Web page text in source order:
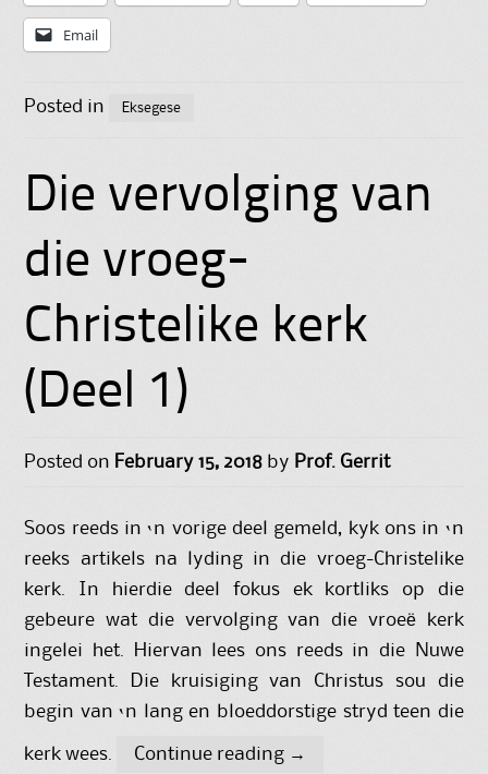
Email
Posted in Eksegese
Die vervolging van
die vroeg-
Christelike kerk
(Deel 1)
Posted on February 15, 2018 by Prof. Gerrit
Soos reeds in ‘n vorige deel gemeld, kyk ons in ‘n
reeks artikels na lyding in die vroeg-Christelike
kerk. In hierdie deel fokus ek kortliks op die
gebeure wat die vervolging van die vroeë kerk
ingelei het. Hiervan lees ons reeds in die Nuwe
Testament. Die kruisiging van Christus sou die
begin van ‘n lang en bloeddorstige stryd teen die
kerk wees. Continue reading →